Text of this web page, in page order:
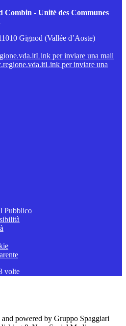
Combin - Unité des Communes
Gignod (Vallée d’Aoste)
Link per inviare una mail
Link per inviare una
Pubblico
volte
powered by Gruppo Spaggiari